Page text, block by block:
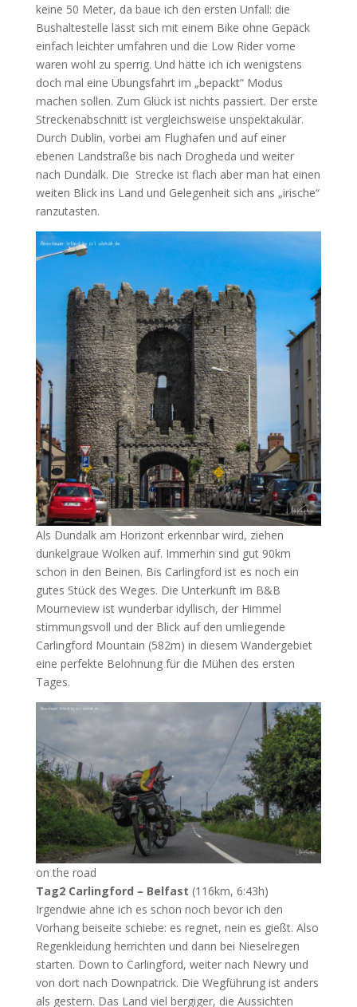
keine 50 Meter, da baue ich den ersten Unfall: die
Bushaltestelle lässt sich mit einem Bike ohne Gepäck
einfach leichter umfahren und die Low Rider vorne
waren wohl zu sperrig. Und hätte ich ich wenigstens
doch mal eine Übungsfahrt im „bepackt“ Modus
machen sollen. Zum Glück ist nichts passiert. Der erste
Streckenabschnitt ist vergleichsweise unspektakulär.
Durch Dublin, vorbei am Flughafen und auf einer
ebenen Landstraße bis nach Drogheda und weiter
nach Dundalk. Die Strecke ist flach aber man hat einen
weiten Blick ins Land und Gelegenheit sich ans „irische“
ranzutasten.
Als Dundalk am Horizont erkennbar wird, ziehen
dunkelgraue Wolken auf. Immerhin sind gut 90km
schon in den Beinen. Bis Carlingford ist es noch ein
gutes Stück des Weges. Die Unterkunft im B&B
Mourneview ist wunderbar idyllisch, der Himmel
stimmungsvoll und der Blick auf den umliegende
Carlingford Mountain (582m) in diesem Wandergebiet
eine perfekte Belohnung für die Mühen des ersten
Tages.
on the road
Tag2 Carlingford – Belfast (116km, 6:43h)
Irgendwie ahne ich es schon noch bevor ich den
Vorhang beiseite schiebe: es regnet, nein es gießt. Also
Regenkleidung herrichten und dann bei Nieselregen
starten. Down to Carlingford, weiter nach Newry und
von dort nach Downpatrick. Die Wegführung ist anders
als gestern. Das Land viel bergiger, die Aussichten